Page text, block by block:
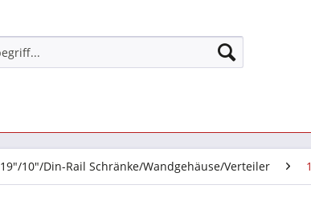
19"/10"/Din-Rail Schränke/Wandgehäuse/Verteiler